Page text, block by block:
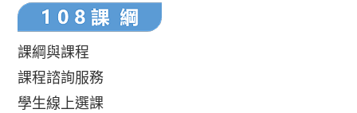
課綱與課程
課程諮詢服務
學生線上選課